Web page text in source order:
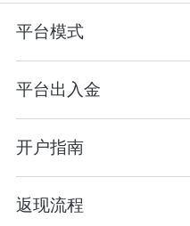
平台模式
平台出入金
开户指南
返现流程